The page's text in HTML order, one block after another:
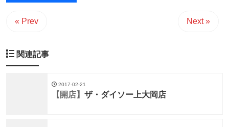
« Prev Next »
関連記事
2017-02-21
【開店】 ザ・ダイソー上大岡店